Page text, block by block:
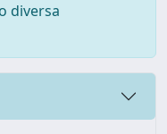
diversa